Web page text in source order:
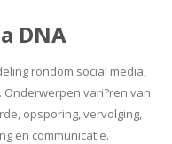
DNA
rondom social media,
vari?ren van
opsporing, vervolging,
en communicatie.